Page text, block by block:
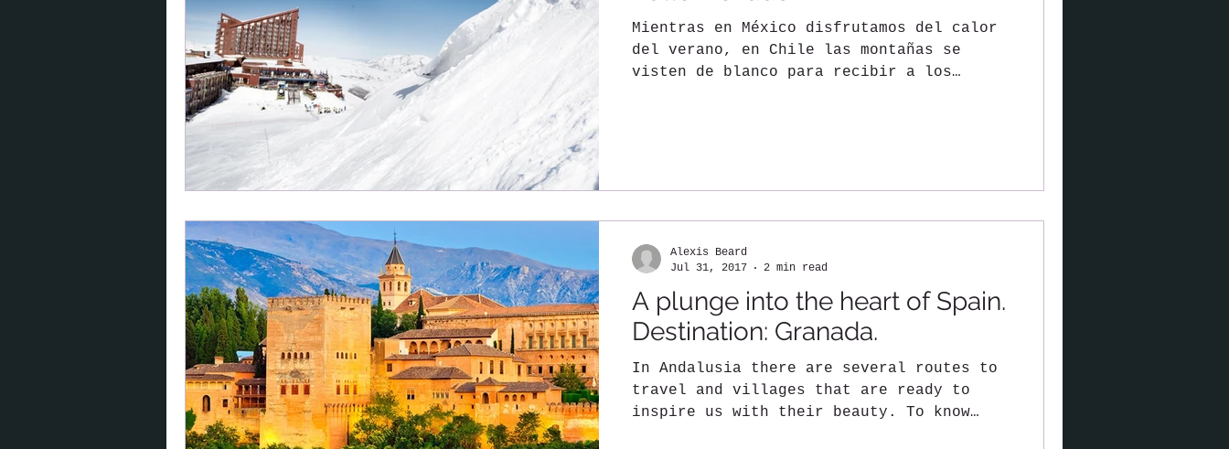
Mientras en México disfrutamos del calor
del verano, en Chile las montañas se
visten de blanco para recibir a los
A plunge into the heart of Spain.
Destination: Granada.
In Andalusia there are several routes to
travel and villages that are ready to
inspire us with their beauty. To know
Alexis Beard
Jul 31, 2017
2 min read